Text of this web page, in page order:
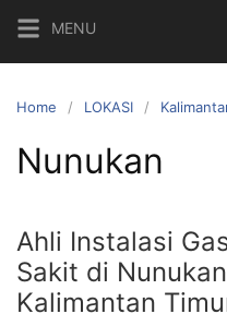
MENU
Home LOKASI
Nunukan
Ahli Instalasi
Sakit di
Kalimantan